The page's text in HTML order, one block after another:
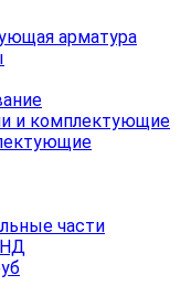
арматура
и комплектующие
части